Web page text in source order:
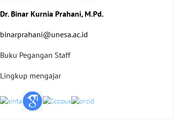
Dr. Binar Kurnia Prahani, M.Pd.
binarprahani@unesa.ac.id
Buku Pegangan Staff
Lingkup mengajar